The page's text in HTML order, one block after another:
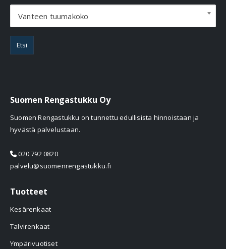
Vanteen tuumakoko
Etsi
Suomen Rengastukku Oy
Suomen Rengastukku on tunnettu edullisista hinnoistaan ja
hyvästä palvelustaan.
020 792 0820
palvelu@suomenrengastukku.fi
Tuotteet
Kesärenkaat
Talvirenkaat
Ympärivuotiset